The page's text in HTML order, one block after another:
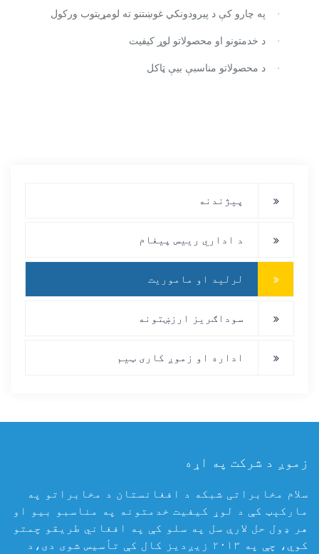
· په چارو کې د پیرودونکي غوښتنو ته لومړیتوب ورکول
· د خدمتونو او محصولاتو لوړ کیفیت
· د محصولاتو مناسبې بیې ټاکل
پیژندنه
د اداري رییس پیغام
لرلید او ماموریت
سوداګریز ارزښتونه
اداره او زموږ کاری ټیم
زموږ د شرکت په اړه
سلام مخابراتی شبکه د افغانستان د مخابراتو په
مارکېټ کې د لوړ کیفیت خدمتونه په مناسبو بیو او
هر ډول حل لارې سل په سلو کې په افغاني طریقو چمتو
کوي، چې په ۲۰۱۳ زیږدیز کال کې تأسیس شوی دی،د